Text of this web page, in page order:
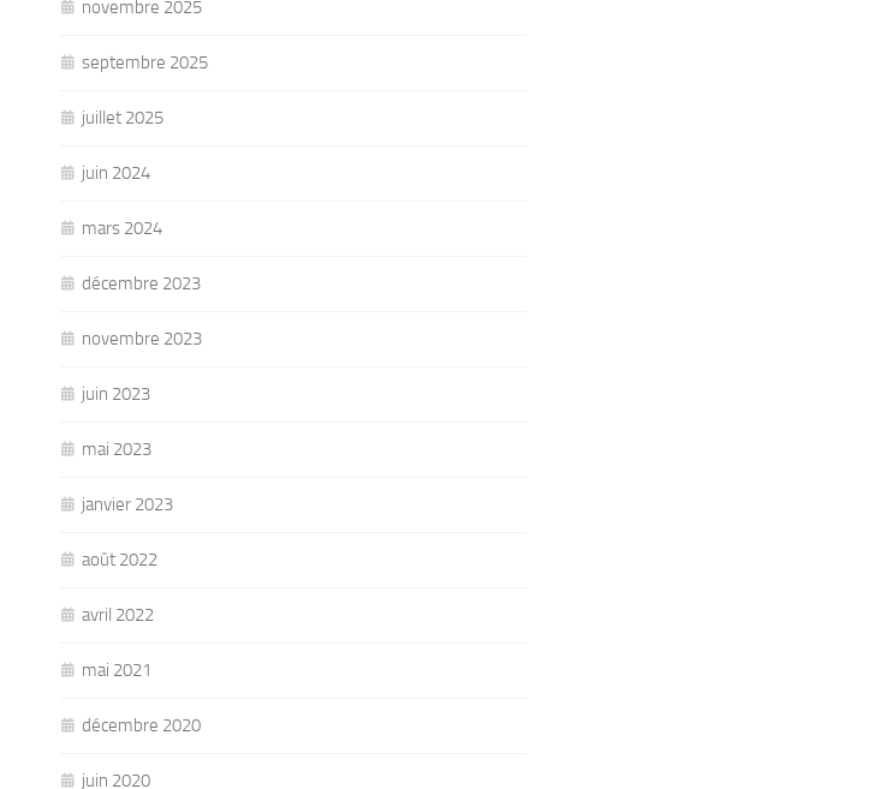
novembre 2025
septembre 2025
juillet 2025
juin 2024
mars 2024
décembre 2023
novembre 2023
juin 2023
mai 2023
janvier 2023
août 2022
avril 2022
mai 2021
décembre 2020
juin 2020